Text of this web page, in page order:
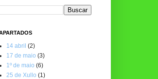
14 abril (2)
17 de maio (3)
1º de maio (6)
25 de Xullo (1)